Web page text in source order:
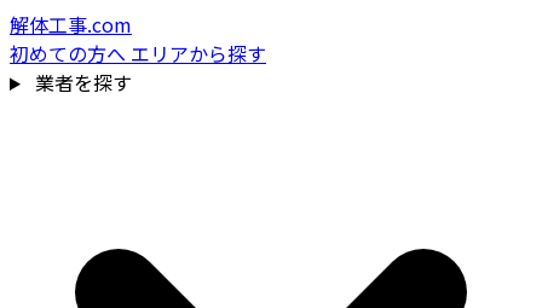
解体工事.com
初めての方へ エリアから探す
業者を探す